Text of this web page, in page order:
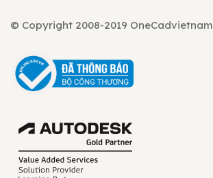
© Copyright 2008-2019 OneCadvietnam